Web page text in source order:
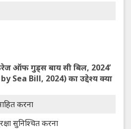
ऑफ गुड्स बाय सी बिल, 2024’
Sea Bill, 2024) का उद्देश्य क्या
करना
सुनिश्चित करना